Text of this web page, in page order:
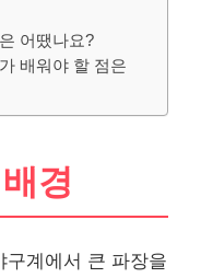
어땠나요?
배워야 할 점은
경
구계에서 큰 파장을